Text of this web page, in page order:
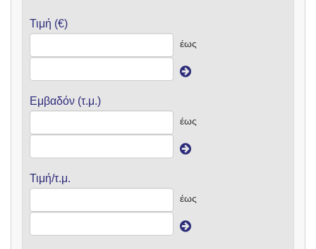
Τιμή (€)
έως
Εμβαδόν (τ.μ.)
έως
Τιμή/τ.μ.
έως